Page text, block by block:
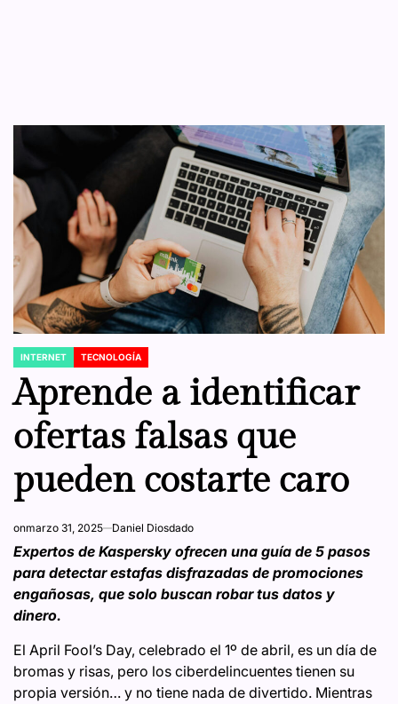
POSTED
IN
INTERNET TECNOLOGÍA
Aprende a identificar
ofertas falsas que
pueden costarte caro
onmarzo 31, 2025 Daniel Diosdado
Expertos de Kaspersky ofrecen una guía de 5 pasos
para detectar estafas disfrazadas de promociones
engañosas, que solo buscan robar tus datos y
dinero.
El April Fool’s Day, celebrado el 1º de abril, es un día de
bromas y risas, pero los ciberdelincuentes tienen su
propia versión… y no tiene nada de divertido. Mientras